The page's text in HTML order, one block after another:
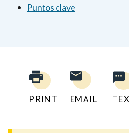
Puntos clave
PRINT EMAIL